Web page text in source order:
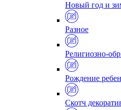
Новый год и
Разное
Религиозно-
Рождение
Скотч